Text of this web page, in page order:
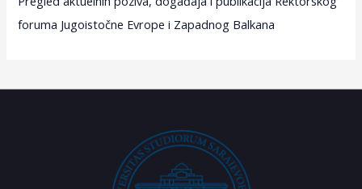
foruma Jugoistočne Evrope i Zapadnog Balkana